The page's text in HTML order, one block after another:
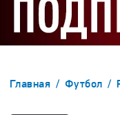
Главная Футбол